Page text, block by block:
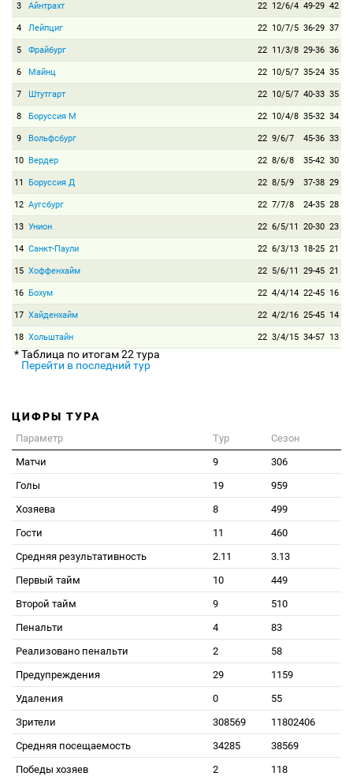
3 Айнтрахт 22 12/6/4 49-29 42
4 Лейпциг 22 10/7/5 36-29 37
5 Фрайбург 22 11/3/8 29-36 36
6 Майнц 22 10/5/7 35-24 35
7 Штутгарт 22 10/5/7 40-33 35
8 Боруссия М 22 10/4/8 35-32 34
9 Вольфсбург 22 9/6/7 45-36 33
10 Вердер 22 8/6/8 35-42 30
11 Боруссия Д 22 8/5/9 37-38 29
12 Аугсбург 22 7/7/8 24-35 28
13 Унион 22 6/5/11 20-30 23
14 Санкт-Паули 22 6/3/13 18-25 21
15 Хоффенхайм 22 5/6/11 29-45 21
16 Бохум 22 4/4/14 22-45 16
17 Хайденхайм 22 4/2/16 25-45 14
18 Хольштайн 22 3/4/15 34-57 13
* Таблица по итогам 22 тура
Перейти в последний тур
ЦИФРЫ ТУРА
Параметр Тур
Сезон
Матчи
9
306
Голы
19
959
Хозяева
8
499
Гости
11
460
Средняя результативность
2.11
3.13
Первый тайм
10
449
Второй тайм
9
510
Пенальти
4
83
Реализовано пенальти
2
58
Предупреждения
29
1159
Удаления
0
55
Зрители
308569
11802406
Средняя посещаемость
34285
38569
Победы хозяев
2
118